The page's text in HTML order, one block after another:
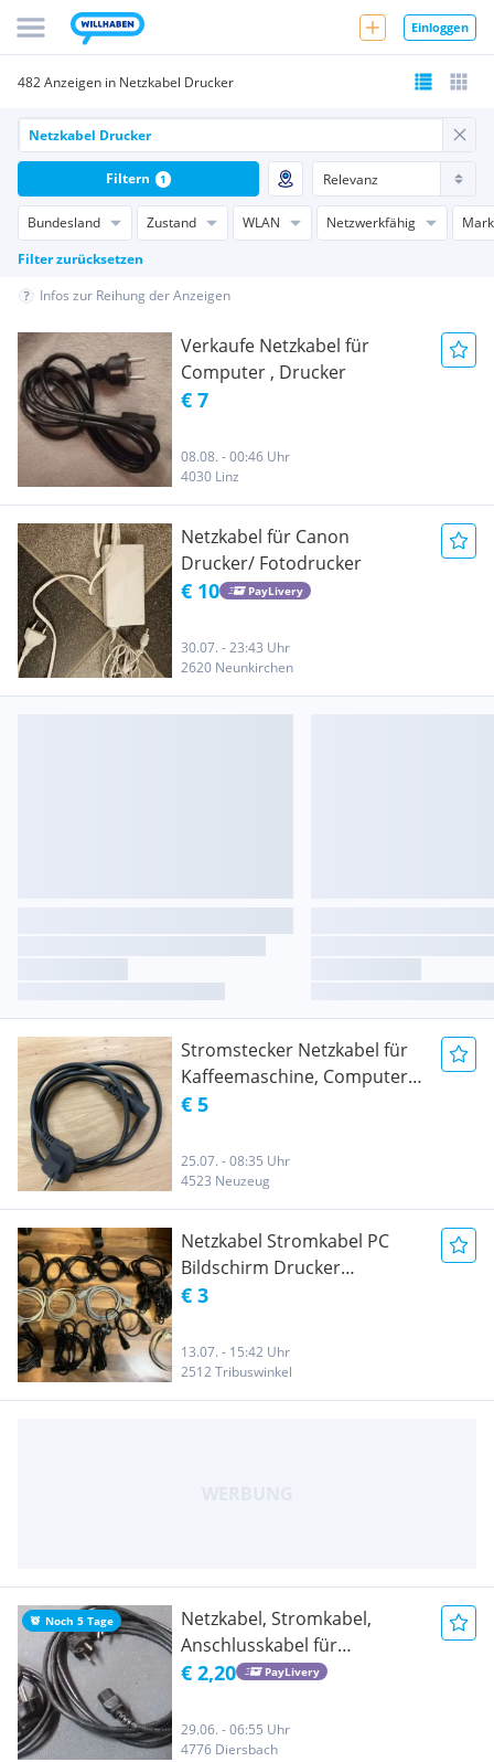
Einloggen
482 Anzeigen in Netzkabel Drucker
Bundesland Zustand WLAN Netzwerkfähig
Filter zurücksetzen
Filtern 1
Infos zur Reihung der Anzeigen
Verkaufe Netzkabel für
Computer , Drucker
€ 7
08.08. - 00:46 Uhr
4030 Linz
Netzkabel für Canon
Drucker/ Fotodrucker
€ 10 PayLivery
30.07. - 23:43 Uhr
2620 Neunkirchen
Stromstecker Netzkabel für
Kaffeemaschine, Computer,
Drucker,
€ 5
25.07. - 08:35 Uhr
4523 Neuzeug
Netzkabel Stromkabel PC
Bildschirm Drucker
Elektrogeräte
€ 3
13.07. - 15:42 Uhr
2512 Tribuswinkel
Noch 5 Tage
Netzkabel, Stromkabel,
Anschlusskabel für
Computer, Drucker,
€ 2,20 PayLivery
29.06. - 06:55 Uhr
4776 Diersbach